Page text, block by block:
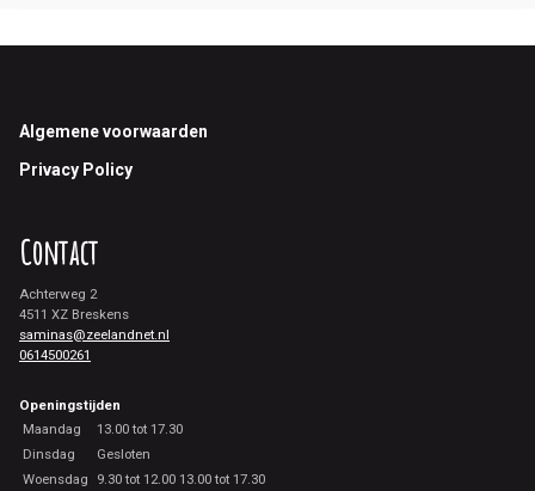
Footer
Algemene voorwaarden
Privacy Policy
Contact
Achterweg 2
4511 XZ Breskens
saminas@zeelandnet.nl
0614500261
Openingstijden
Maandag
13.00 tot 17.30
Dinsdag
Gesloten
Woensdag
9.30 tot 12.00 13.00 tot 17.30